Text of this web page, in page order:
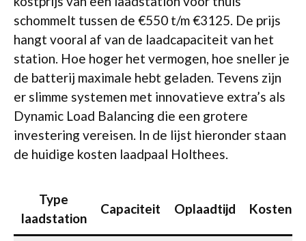
schommelt tussen de €550 t/m €3125. De prijs
hangt vooral af van de laadcapaciteit van het
station. Hoe hoger het vermogen, hoe sneller je
de batterij maximale hebt geladen. Tevens zijn
er slimme systemen met innovatieve extra’s als
Dynamic Load Balancing die een grotere
investering vereisen. In de lijst hieronder staan
de huidige kosten laadpaal Holthees.
Type
laadstation
Capaciteit Oplaadtijd Kosten